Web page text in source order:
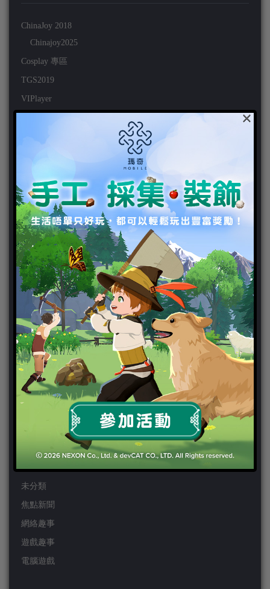
ChinaJoy 2018
Chinajoy2025
Cosplay 專區
TGS2019
VIPlayer
官方虛寶
家用遊戲
3DS
PC
PS VITA
PS3
PS4
PSP
Wii
Wiiu
XBOX ONE
XBOX360
事前登錄
未分類
焦點新聞
網絡趣事
遊戲趣事
電腦遊戲
×